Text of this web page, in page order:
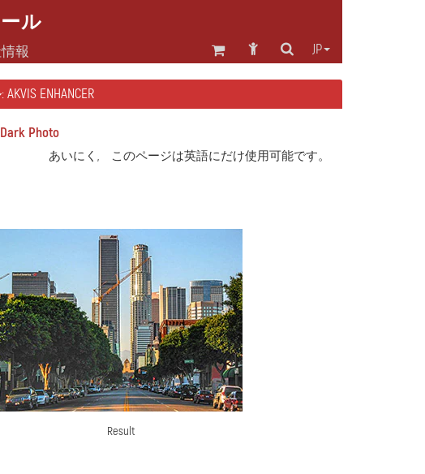
ル
JP
報
ENHANCER
Photo
あいにく, このページは英語にだけ使用可能です。
Result